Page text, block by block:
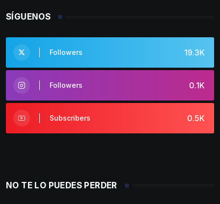
SÍGUENOS
19.3K
Followers
0.1K
Followers
0.5K
Subscribers
NO TE LO PUEDES PERDER